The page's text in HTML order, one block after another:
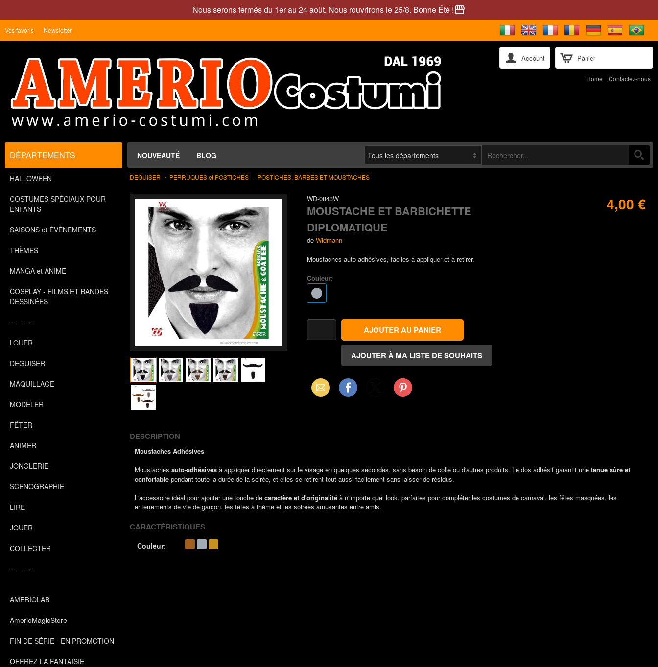
Nous serons fermés du 1er au 24 août. Nous rouvrirons le 25/8. Bonne Été !storefront
Panier
Vos favoris Newsletter
Account
Home Contactez-nous
NOUVEAUTÉ BLOG
DÉPARTEMENTS
HALLOWEEN
COSTUMES SPÉCIAUX POUR
ENFANTS
SAISONS et ÉVÉNEMENTS
THÈMES
MANGA et ANIME
COSPLAY - FILMS ET BANDES
DESSINÉES
----------
LOUER
DEGUISER
MAQUILLAGE
MODELER
FÊTER
ANIMER
JONGLERIE
SCÉNOGRAPHIE
LIRE
JOUER
COLLECTER
----------
AMERIOLAB
AmerioMagicStore
FIN DE SÉRIE - EN PROMOTION
OFFREZ LA FANTAISIE
DEGUISER PERRUQUES et POSTICHES POSTICHES, BARBES ET MOUSTACHES
WD-0843W
MOUSTACHE ET BARBICHETTE
DIPLOMATIQUE
de Widmann
Moustaches auto-adhésives, faciles à appliquer et à retirer.
Couleur:
4,00 €
Email Facebook Pinterest
DESCRIPTION
Moustaches Adhésives
Moustaches auto-adhésives à appliquer directement sur le visage en quelques secondes, sans besoin de colle ou d'autres produits. Le dos adhésif garantit une tenue sûre et
confortable pendant toute la durée de la soirée, et elles se retirent tout aussi facilement sans laisser de résidus.
L'accessoire idéal pour ajouter une touche de caractère et d'originalité à n'importe quel look, parfaites pour compléter les costumes de carnaval, les fêtes masquées, les
enterrements de vie de garçon, les fêtes à thème et les soirées amusantes entre amis.
CARACTÉRISTIQUES
Couleur: